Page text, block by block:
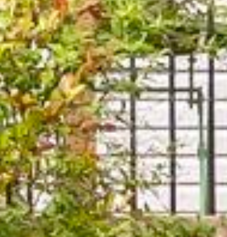












































